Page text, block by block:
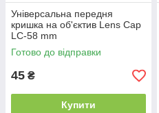
Універсальна передня
кришка на об'єктив Lens Cap
LC-58 mm
Готово до відправки
45 ₴
Купити